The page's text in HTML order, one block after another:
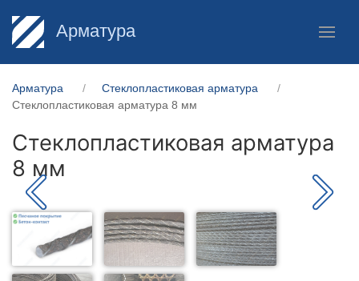
Арматура
Арматура
Стеклопластиковая арматура
Стеклопластиковая арматура 8 мм
Стеклопластиковая арматура
8 мм